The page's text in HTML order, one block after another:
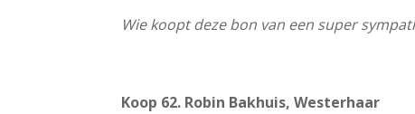
Wie koopt deze bon van een super
Koop 62. Robin Bakhuis, Westerhaar